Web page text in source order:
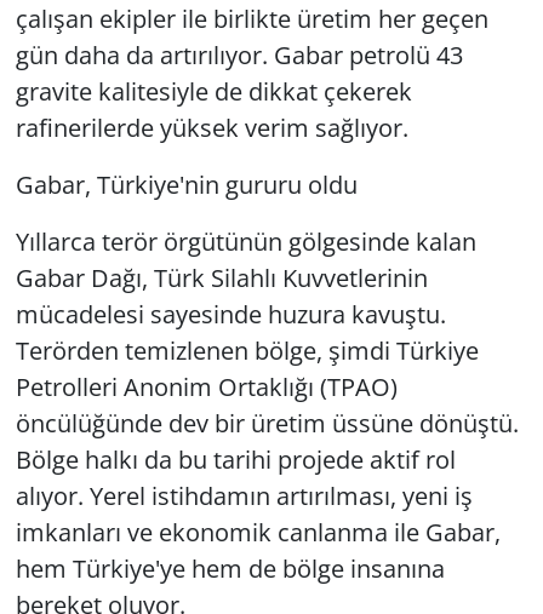
çalışan ekipler ile birlikte üretim her geçen
gün daha da artırılıyor. Gabar petrolü 43
gravite kalitesiyle de dikkat çekerek
rafinerilerde yüksek verim sağlıyor.
Gabar, Türkiye'nin gururu oldu
Yıllarca terör örgütünün gölgesinde kalan
Gabar Dağı, Türk Silahlı Kuvvetlerinin
mücadelesi sayesinde huzura kavuştu.
Terörden temizlenen bölge, şimdi Türkiye
Petrolleri Anonim Ortaklığı (TPAO)
öncülüğünde dev bir üretim üssüne dönüştü.
Bölge halkı da bu tarihi projede aktif rol
alıyor. Yerel istihdamın artırılması, yeni iş
imkanları ve ekonomik canlanma ile Gabar,
hem Türkiye'ye hem de bölge insanına
bereket oluyor.